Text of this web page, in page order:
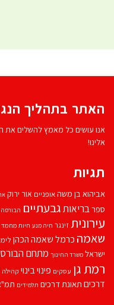
האתר בתהליך
אנו עושים כל מאמץ להשלים את
אלינו!
תגיות
אביהוא בן משהאופניים אור ירוק
ספרבריאותגבעתיים הבורסה
עירוניתזינגר חיה מנע חיות מחמד
שאמה כרמל שאמה הכהן
ישראל משרד החינוך מתחם
רמת גן עסקים פינוי בינוי קהילה
דרכים תאונת דרכים תלמידים תמ"א